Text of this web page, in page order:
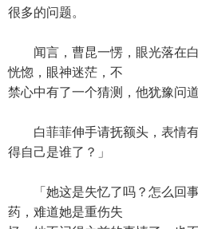
很多的问题。
闻言，曹昆一愣，眼光落在白
恍惚，眼神迷茫，不
禁心中有了一个猜测，他犹豫问
白菲菲伸手请抚额头，表情有
得自己是谁了？」
「她这是失忆了吗？怎么回事
药，难道她是重伤失